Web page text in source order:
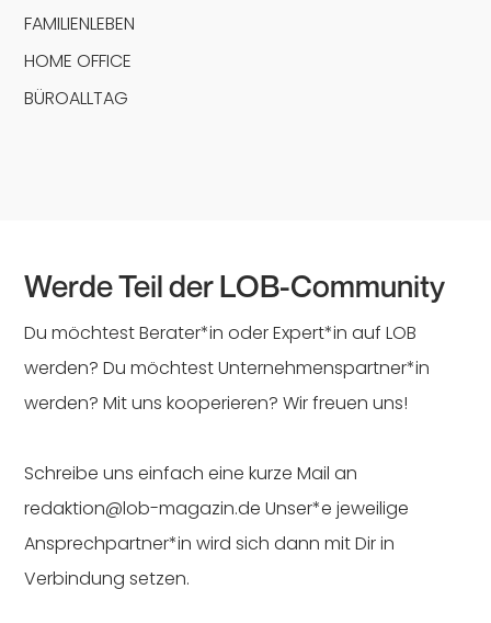
FAMILIENLEBEN
HOME OFFICE
BÜROALLTAG
Werde Teil der LOB-Community
Du möchtest Berater*in oder Expert*in auf LOB
werden? Du möchtest Unternehmenspartner*in
werden? Mit uns kooperieren? Wir freuen uns!
Schreibe uns einfach eine kurze Mail an
redaktion@lob-magazin.de Unser*e jeweilige
Ansprechpartner*in wird sich dann mit Dir in
Verbindung setzen.